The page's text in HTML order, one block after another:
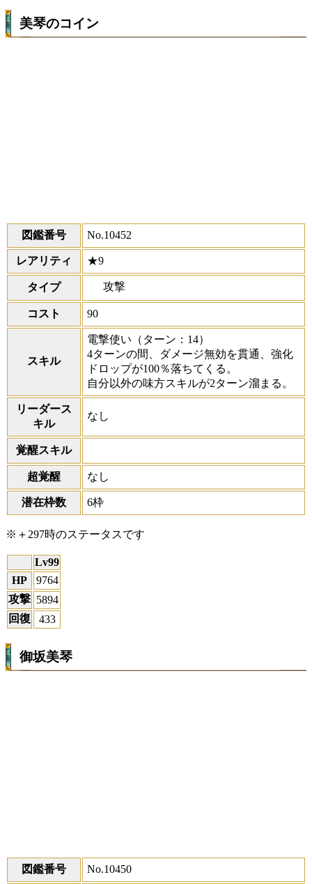
美琴のコイン
図鑑番号 No.10452
レアリティ ★9
タイプ 攻撃
コスト 90
スキル
電撃使い （ターン：14）
4ターンの間、ダメージ無効を貫通、強化
ドロップが100％落ちてくる。
自分以外の味方スキルが2ターン溜まる。
リーダース
キル
なし
覚醒スキル
超覚醒 なし
潜在枠数 6枠
※＋297時のステータスです
Lv99
HP
9764
攻撃 5894
回復
433
御坂美琴
図鑑番号 No.10450